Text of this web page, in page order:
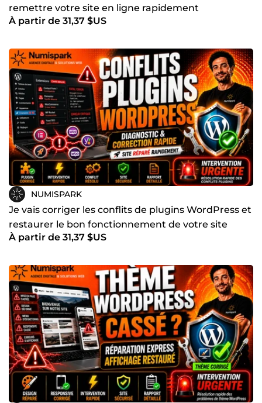
remettre votre site en ligne rapidement
À partir de 31,37 $US
NUMISPARK
Je vais corriger les conflits de plugins WordPress et
restaurer le bon fonctionnement de votre site
À partir de 31,37 $US